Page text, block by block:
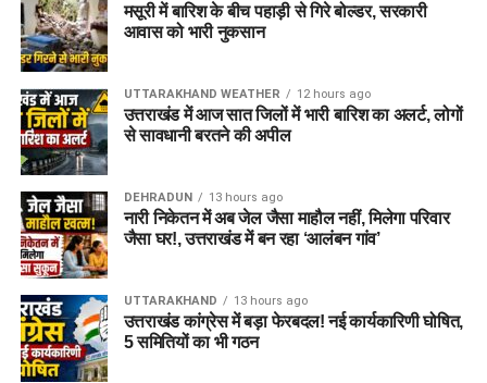
मसूरी में बारिश के बीच पहाड़ी से गिरे बोल्डर, सरकारी
आवास को भारी नुकसान
UTTARAKHAND WEATHER 12 hours ago
उत्तराखंड में आज सात जिलों में भारी बारिश का अलर्ट, लोगों
से सावधानी बरतने की अपील
DEHRADUN 13 hours ago
नारी निकेतन में अब जेल जैसा माहौल नहीं, मिलेगा परिवार
जैसा घर!, उत्तराखंड में बन रहा ‘आलंबन गांव’
UTTARAKHAND 13 hours ago
उत्तराखंड कांग्रेस में बड़ा फेरबदल! नई कार्यकारिणी घोषित,
5 समितियों का भी गठन